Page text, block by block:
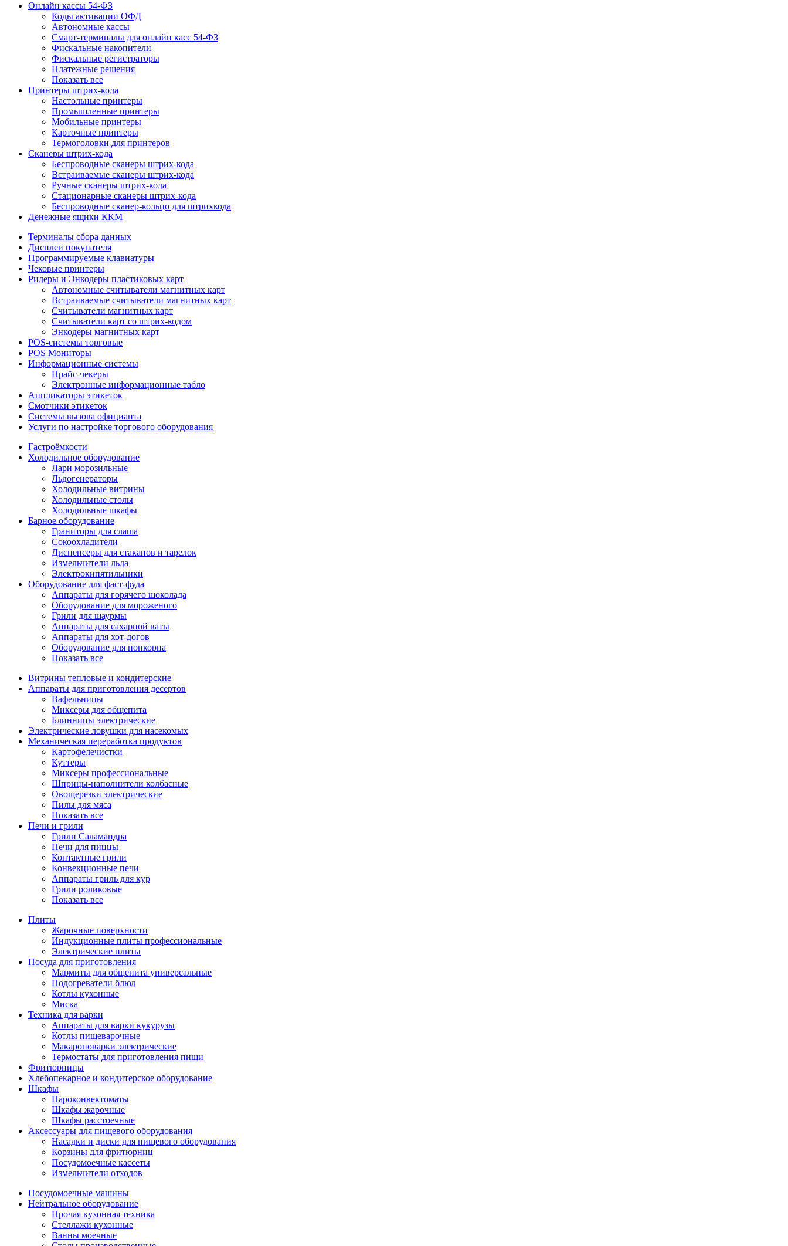
Онлайн кассы 54-ФЗ
Коды активации ОФД
Автономные кассы
Смарт-терминалы для онлайн касс 54-ФЗ
Фискальные накопители
Фискальные регистраторы
Платежные решения
Показать все
Принтеры штрих-кода
Настольные принтеры
Промышленные принтеры
Мобильные принтеры
Карточные принтеры
Термоголовки для принтеров
Сканеры штрих-кода
Беспроводные сканеры штрих-кода
Встраиваемые сканеры штрих-кода
Ручные сканеры штрих-кода
Стационарные сканеры штрих-кода
Беспроводные сканер-кольцо для штрихкода
Денежные ящики ККМ
Терминалы сбора данных
Дисплеи покупателя
Программируемые клавиатуры
Чековые принтеры
Ридеры и Энкодеры пластиковых карт
Автономные считыватели магнитных карт
Встраиваемые считыватели магнитных карт
Считыватели магнитных карт
Считыватели карт со штрих-кодом
Энкодеры магнитных карт
POS-системы торговые
POS Мониторы
Информационные системы
Прайс-чекеры
Электронные информационные табло
Аппликаторы этикеток
Смотчики этикеток
Системы вызова официанта
Услуги по настройке торгового оборудования
Гастроёмкости
Холодильное оборудование
Лари морозильные
Льдогенераторы
Холодильные витрины
Холодильные столы
Холодильные шкафы
Барное оборудование
Граниторы для слаша
Сокоохладители
Диспенсеры для стаканов и тарелок
Измельчители льда
Электрокипятильники
Оборудование для фаст-фуда
Аппараты для горячего шоколада
Оборудование для мороженого
Грили для шаурмы
Аппараты для сахарной ваты
Аппараты для хот-догов
Оборудование для попкорна
Показать все
Витрины тепловые и кондитерские
Аппараты для приготовления десертов
Вафельницы
Миксеры для общепита
Блинницы электрические
Электрические ловушки для насекомых
Механическая переработка продуктов
Картофелечистки
Куттеры
Миксеры профессиональные
Шприцы-наполнители колбасные
Овощерезки электрические
Пилы для мяса
Показать все
Печи и грили
Грили Саламандра
Печи для пиццы
Контактные грили
Конвекционные печи
Аппараты гриль для кур
Грили роликовые
Показать все
Плиты
Жарочные поверхности
Индукционные плиты профессиональные
Электрические плиты
Посуда для приготовления
Мармиты для общепита универсальные
Подогреватели блюд
Котлы кухонные
Миска
Техника для варки
Аппараты для варки кукурузы
Котлы пищеварочные
Макароноварки электрические
Термостаты для приготовления пищи
Фритюрницы
Хлебопекарное и кондитерское оборудование
Шкафы
Пароконвектоматы
Шкафы жарочные
Шкафы расстоечные
Аксессуары для пищевого оборудования
Насадки и диски для пищевого оборудования
Корзины для фритюрниц
Посудомоечные кассеты
Измельчители отходов
Посудомоечные машины
Нейтральное оборудование
Прочая кухонная техника
Стеллажи кухонные
Ванны моечные